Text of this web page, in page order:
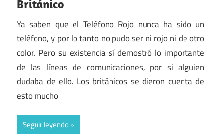
Británico
Ya saben que el Teléfono Rojo nunca ha sido un
teléfono, y por lo tanto no pudo ser ni rojo ni de otro
color. Pero su existencia sí demostró lo importante
de las líneas de comunicaciones, por si alguien
dudaba de ello. Los británicos se dieron cuenta de
esto mucho
Seguir leyendo